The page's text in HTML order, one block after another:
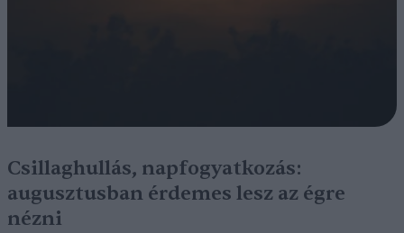
Csillaghullás, napfogyatkozás:
augusztusban érdemes lesz az égre
nézni